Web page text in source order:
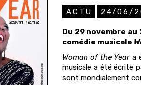
ACTU 24/06/
Du 29 novembre
comédie musicale
Woman of the Yeara
musicale a été écrite
sont mondialement